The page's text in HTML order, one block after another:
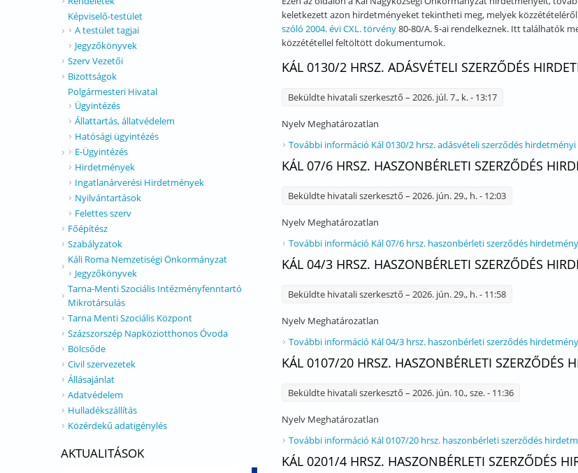
keletkezett azon hirdetményeket tekintheti meg, melyek közzétételéről
szóló 2004. évi CXL. törvény80-80/A. §-ai rendelkeznek. Itt találhatók
közzététellel feltöltött dokumentumok.
KÁL 0130/2 HRSZ. ADÁSVÉTELI SZERZŐDÉS
Beküldte hivatali szerkesztő – 2026. júl. 7., k. - 13:17
Nyelv Meghatározatlan
További információ Kál 0130/2 hrsz. adásvételi szerződés
KÁL 07/6 HRSZ. HASZONBÉRLETI SZERZŐDÉS
Beküldte hivatali szerkesztő – 2026. jún. 29., h. - 12:03
Nyelv Meghatározatlan
További információ Kál 07/6 hrsz. haszonbérleti szerződés
KÁL 04/3 HRSZ. HASZONBÉRLETI SZERZŐDÉS
Beküldte hivatali szerkesztő – 2026. jún. 29., h. - 11:58
Nyelv Meghatározatlan
További információ Kál 04/3 hrsz. haszonbérleti szerződés
KÁL 0107/20 HRSZ. HASZONBÉRLETI SZERZŐDÉS
Beküldte hivatali szerkesztő – 2026. jún. 10., sze. - 11:36
Nyelv Meghatározatlan
További információ Kál 0107/20 hrsz. haszonbérleti szerződés
KÁL 0201/4 HRSZ. HASZONBÉRLETI SZERZŐDÉS
Képviselő-testület
A testület tagjai
Jegyzőkönyvek
Szerv Vezetői
Bizottságok
Polgármesteri Hivatal
Ügyintézés
Állattartás, állatvédelem
Hatósági ügyintézés
E-Ügyintézés
Hirdetmények
Ingatlanárverési Hirdetmények
Nyilvántartások
Felettes szerv
Főépítész
Szabályzatok
Káli Roma Nemzetiségi Önkormányzat
Jegyzőkönyvek
Tarna-Menti Szociális Intézményfenntartó
Mikrotársulás
Tarna Menti Szociális Központ
Százszorszép Napköziotthonos Óvoda
Bölcsőde
Civil szervezetek
Állásajánlat
Adatvédelem
Hulladékszállítás
Közérdekű adatigénylés
AKTUALITÁSOK